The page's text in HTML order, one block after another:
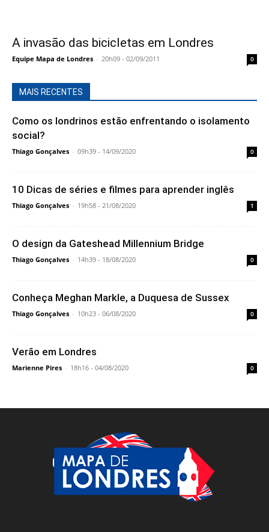
A invasão das bicicletas em Londres
Equipe Mapa de Londres - 20h09 - 02/09/2011 0
MAIS RECENTES
Como os londrinos estão enfrentando o isolamento
social?
Thiago Gonçalves - 09h39 - 14/09/2020 0
10 Dicas de séries e filmes para aprender inglês
Thiago Gonçalves - 19h58 - 21/08/2020 1
O design da Gateshead Millennium Bridge
Thiago Gonçalves - 14h39 - 18/08/2020 0
Conheça Meghan Markle, a Duquesa de Sussex
Thiago Gonçalves - 10h23 - 06/08/2020 0
Verão em Londres
Marienne Pires - 18h16 - 04/08/2020 0